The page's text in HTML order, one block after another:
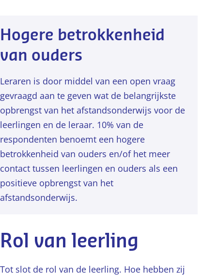
Hogere betrokkenheid
van ouders
Leraren is door middel van een open vraag
gevraagd aan te geven wat de belangrijkste
opbrengst van het afstandsonderwijs voor de
leerlingen en de leraar. 10% van de
respondenten benoemt een hogere
betrokkenheid van ouders en/of het meer
contact tussen leerlingen en ouders als een
positieve opbrengst van het
afstandsonderwijs.
Rol van leerling
Tot slot de rol van de leerling. Hoe hebben zij